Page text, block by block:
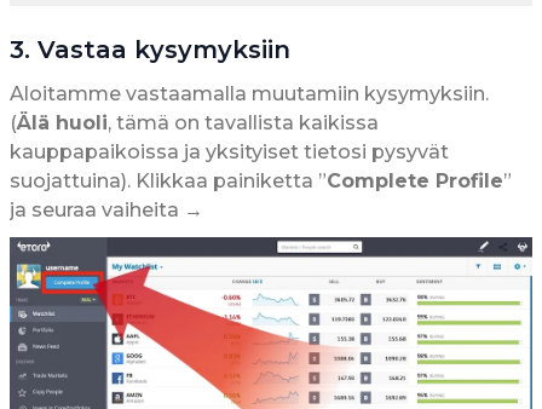
3. Vastaa kysymyksiin
Aloitamme vastaamalla muutamiin kysymyksiin.
(Älä huoli, tämä on tavallista kaikissa
kauppapaikoissa ja yksityiset tietosi pysyvät
suojattuina). Klikkaa painiketta ”Complete Profile”
ja seuraa vaiheita →